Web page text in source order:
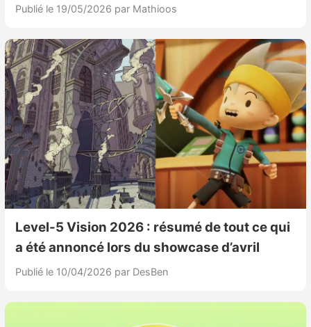
Publié le 19/05/2026 par Mathioos
Level-5 Vision 2026 : résumé de tout ce qui
a été annoncé lors du showcase d’avril
Publié le 10/04/2026 par DesBen